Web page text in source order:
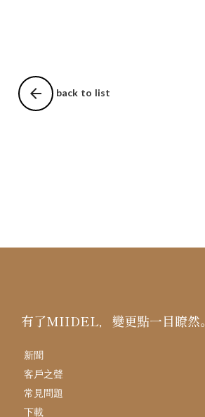
arrow_back back to list
有了MIIDEL，變更點一目瞭然。
新聞
客戶之聲
常見問題
下載